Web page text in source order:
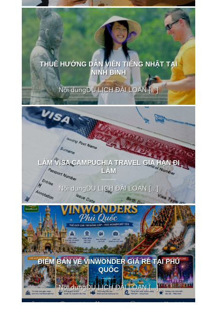
THUÊ HƯỚNG DẪN VIÊN TIẾNG NHẬT TẠI
NINH BÌNH
Nội dungDU LỊCH ĐÀI LOAN [...]
LÀM VISA CAMPUCHIA TRAVEL GIA HẠN ĐI
LÀM
Nội dungDU LỊCH ĐÀI LOAN [...]
ĐIỂM BÁN VÉ VINWONDER GIÁ RẺ TẠI PHÚ
QUỐC
Nội dungDU LỊCH ĐÀI LOAN [...]